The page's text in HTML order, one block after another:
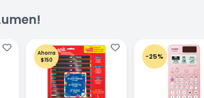
Ahorra
$150
-25%